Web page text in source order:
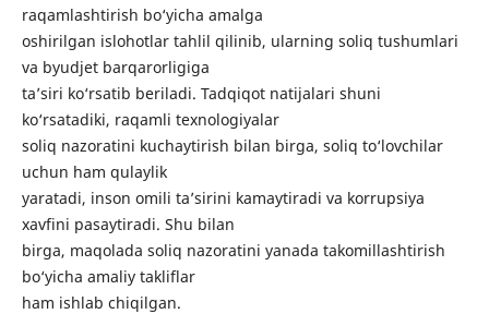
raqamlashtirish bo‘yicha amalga
oshirilgan islohotlar tahlil qilinib, ularning soliq tushumlari
va byudjet barqarorligiga
ta’siri ko‘rsatib beriladi. Tadqiqot natijalari shuni
ko‘rsatadiki, raqamli texnologiyalar
soliq nazoratini kuchaytirish bilan birga, soliq to‘lovchilar
uchun ham qulaylik
yaratadi, inson omili ta’sirini kamaytiradi va korrupsiya
xavfini pasaytiradi. Shu bilan
birga, maqolada soliq nazoratini yanada takomillashtirish
bo‘yicha amaliy takliflar
ham ishlab chiqilgan.